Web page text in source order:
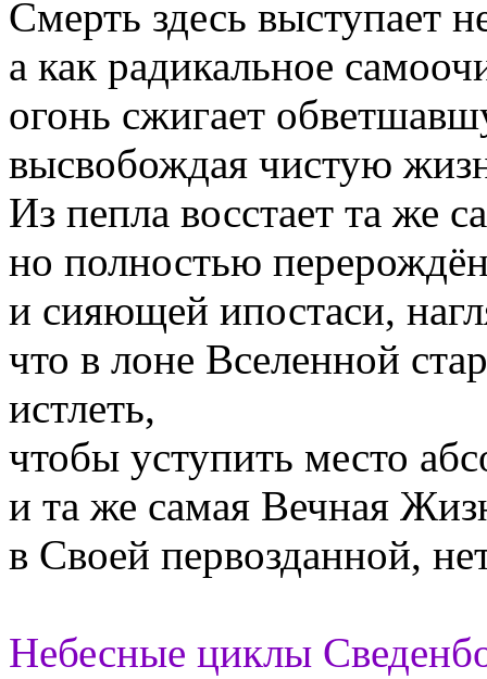
Смерть здесь выступает
а как радикальное
огонь сжигает
высвобождая чистую
Из пепла восстает та же
но полностью
и сияющей ипостаси,
что в лоне Вселенной
истлеть,
чтобы уступить место
и та же самая Вечная
в Своей первозданной,
Небесные циклы